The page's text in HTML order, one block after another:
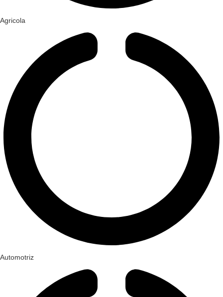
Agricola
Automotriz